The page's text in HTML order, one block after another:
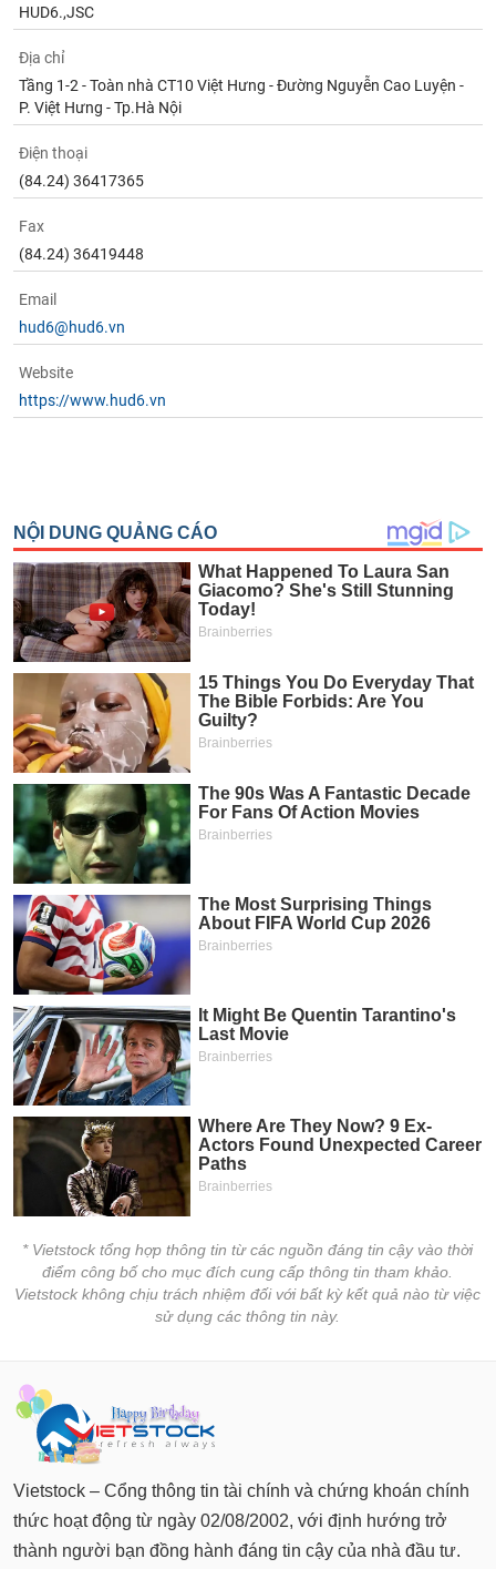
HUD6.,JSC
Địa chỉ
Tầng 1-2 - Toàn nhà CT10 Việt Hưng - Đường Nguyễn Cao Luyện -
P. Việt Hưng - Tp.Hà Nội
Điện thoại
(84.24) 36417365
Fax
(84.24) 36419448
Email
hud6@hud6.vn
Website
https://www.hud6.vn
* Vietstock tổng hợp thông tin từ các nguồn đáng tin cậy vào thời
điểm công bố cho mục đích cung cấp thông tin tham khảo.
Vietstock không chịu trách nhiệm đối với bất kỳ kết quả nào từ việc
sử dụng các thông tin này.
Vietstock – Cổng thông tin tài chính và chứng khoán chính
thức hoạt động từ ngày 02/08/2002, với định hướng trở
thành người bạn đồng hành đáng tin cậy của nhà đầu tư.
chính